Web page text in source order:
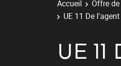
Accueil Offre
UE 11 De
UE